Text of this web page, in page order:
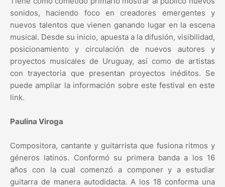
sonidos, haciendo foco en creadores emergentes y
nuevos talentos que vienen ganando lugar en la escena
musical. Desde su inicio, apuesta a la difusión, visibilidad,
posicionamiento y circulación de nuevos autores y
proyectos musicales de Uruguay, así como de artistas
con trayectoria que presentan proyectos inéditos. Se
puede ampliar la información sobre este festival en este
link.
Paulina Viroga
Compositora, cantante y guitarrista que fusiona ritmos y
géneros latinos. Conformó su primera banda a los 16
años con la cual comenzó a componer y a estudiar
guitarra de manera autodidacta. A los 18 conforma una